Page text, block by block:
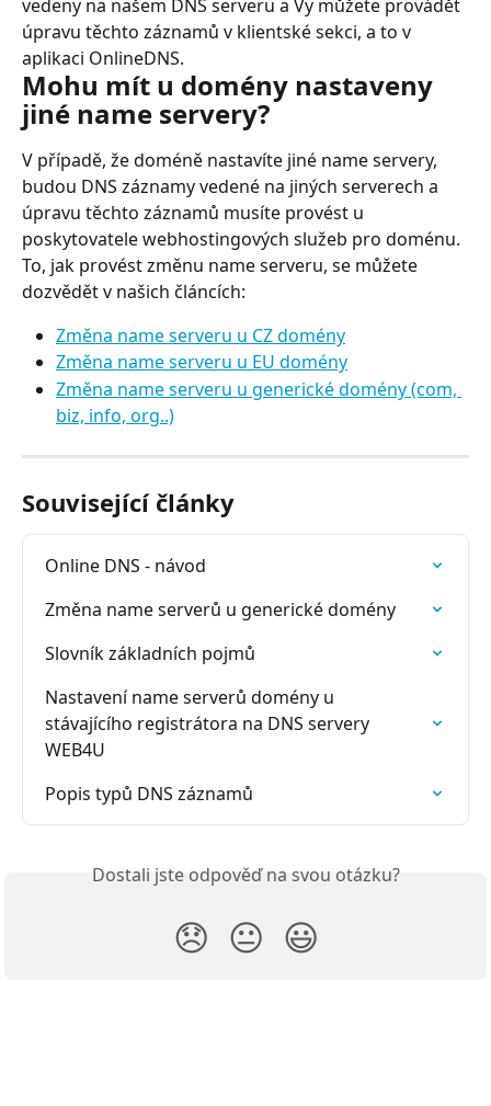
vedeny na našem DNS serveru a Vy můžete provádět
úpravu těchto záznamů v klientské sekci, a to v
aplikaci OnlineDNS.
Mohu mít u domény nastaveny
jiné name servery?
V případě, že doméně nastavíte jiné name servery,
budou DNS záznamy vedené na jiných serverech a
úpravu těchto záznamů musíte provést u
poskytovatele webhostingových služeb pro doménu.
To, jak provést změnu name serveru, se můžete
dozvědět v našich článcích:
Změna name serveru u CZ domény
Změna name serveru u EU domény
Změna name serveru u generické domény (com,
biz, info, org..)
Související články
Online DNS - návod
Změna name serverů u generické domény
Slovník základních pojmů
Nastavení name serverů domény u
stávajícího registrátora na DNS servery
WEB4U
Popis typů DNS záznamů
Dostali jste odpověď na svou otázku?
😞 😐 😃